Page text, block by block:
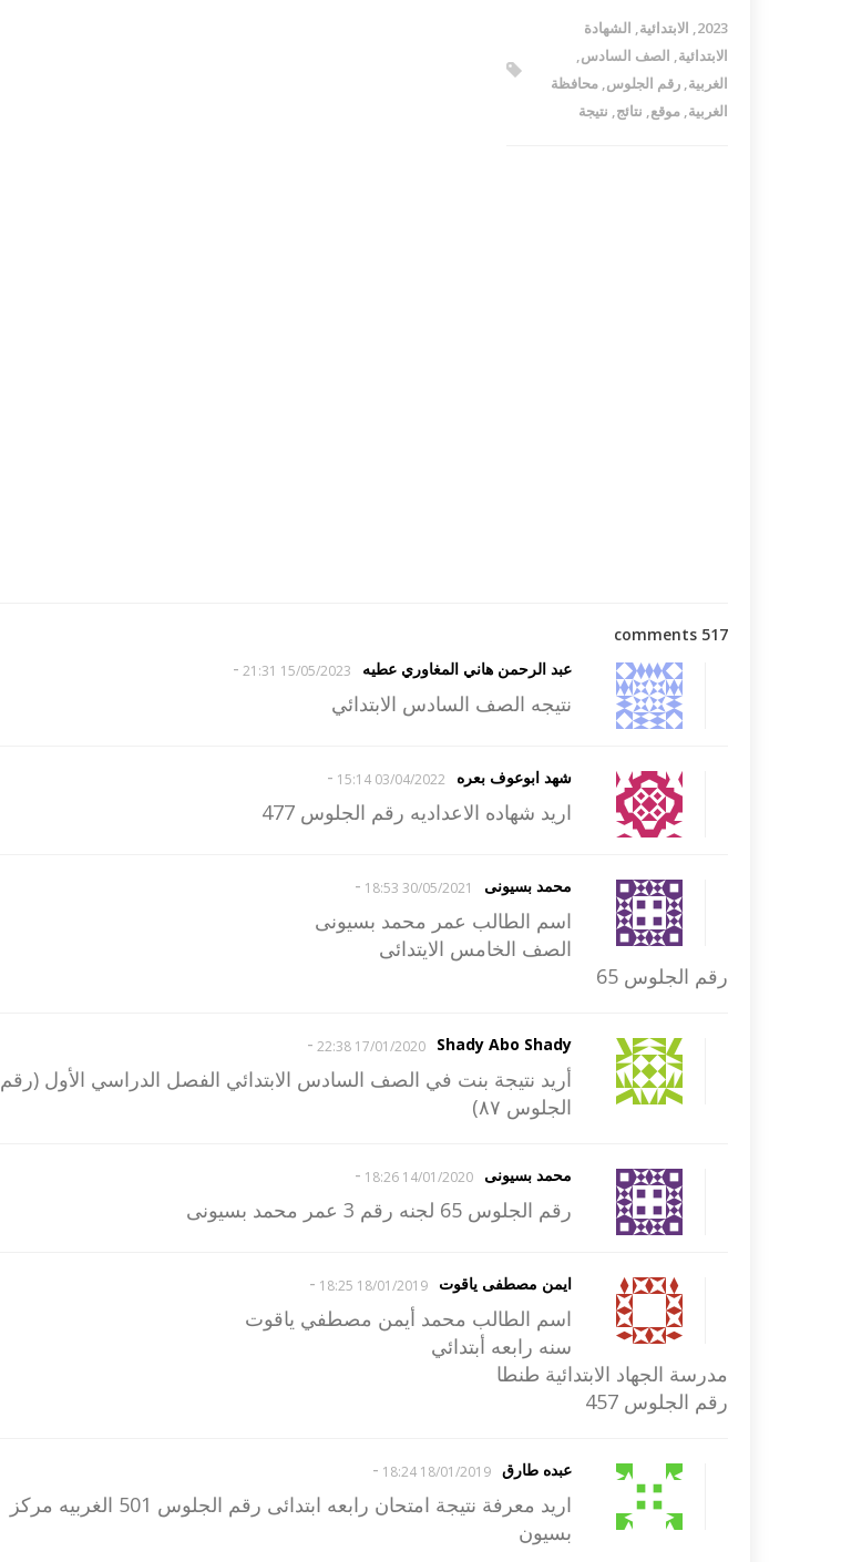
2023
, الابتدائية, الشهادة
الابتدائية, الصف السادس,
الغربية, رقم الجلوس, محافظة
الغربية, موقع, نتائج, نتيجة
517 comments
عبد الرحمن هاني المغاوري عطيه
15/05/2023 21:31
-
نتيجه الصف السادس الابتدائي
شهد ابوعوف بعره 03/04/2022 15:14
-
اريد شهاده الاعداديه رقم الجلوس 477
محمد بسيونى 30/05/2021 18:53
-
اسم الطالب عمر محمد بسيونى
الصف الخامس الايتدائى
رقم الجلوس 65
Shady Abo Shady
17/01/2020 22:38
-
أريد نتيجة بنت في الصف السادس الابتدائي الفصل الدراسي الأول (رقم
الجلوس ٨٧)
محمد بسيونى 14/01/2020 18:26
-
رقم الجلوس 65 لجنه رقم 3 عمر محمد بسيونى
ايمن مصطفى ياقوت 18/01/2019 18:25
-
اسم الطالب محمد أيمن مصطفي ياقوت
سنه رابعه أبتدائي
مدرسة الجهاد الابتدائية طنطا
رقم الجلوس 457
عبده طارق 18/01/2019 18:24
-
اريد معرفة نتيجة امتحان رابعه ابتدائى رقم الجلوس 501 الغربيه مركز
بسيون